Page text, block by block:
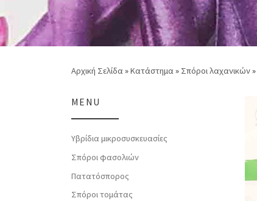
Αρχική Σελίδα »Κατάστημα » Σπόροι λαχανικών»
MENU
Υβρίδια μικροσυσκευασίες
Σπόροι φασολιών
Πατατόσπορος
Σπόροι τομάτας